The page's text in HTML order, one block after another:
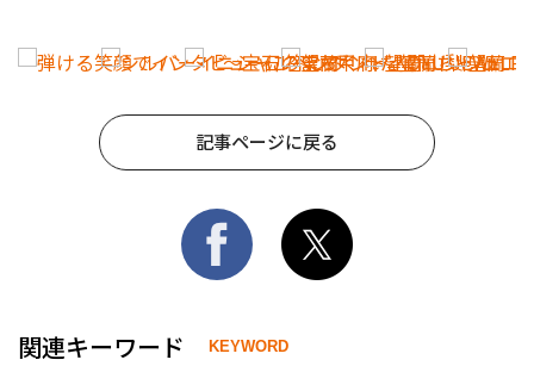
記事ページに戻る
関連キーワード KEYWORD